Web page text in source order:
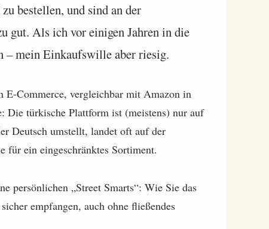
bestellen, und sind an der
gut. Als ich vor einigen Jahren in die
– mein Einkaufswille aber riesig.
E-Commerce, vergleichbar mit Amazon in
Die türkische Plattform ist (meistens) nur auf
Deutsch umstellt, landet oft auf der
für ein eingeschränktes Sortiment.
persönlichen „Street Smarts“: Wie Sie das
empfangen, auch ohne fließendes